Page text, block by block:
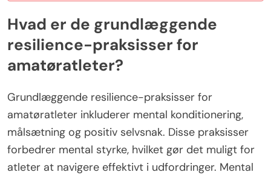
Hvad er de grundlæggende
resilience-praksisser for
amatøratleter?
Grundlæggende resilience-praksisser for
amatøratleter inkluderer mental konditionering,
målsætning og positiv selvsnak. Disse praksisser
forbedrer mental styrke, hvilket gør det muligt for
atleter at navigere effektivt i udfordringer. Mental